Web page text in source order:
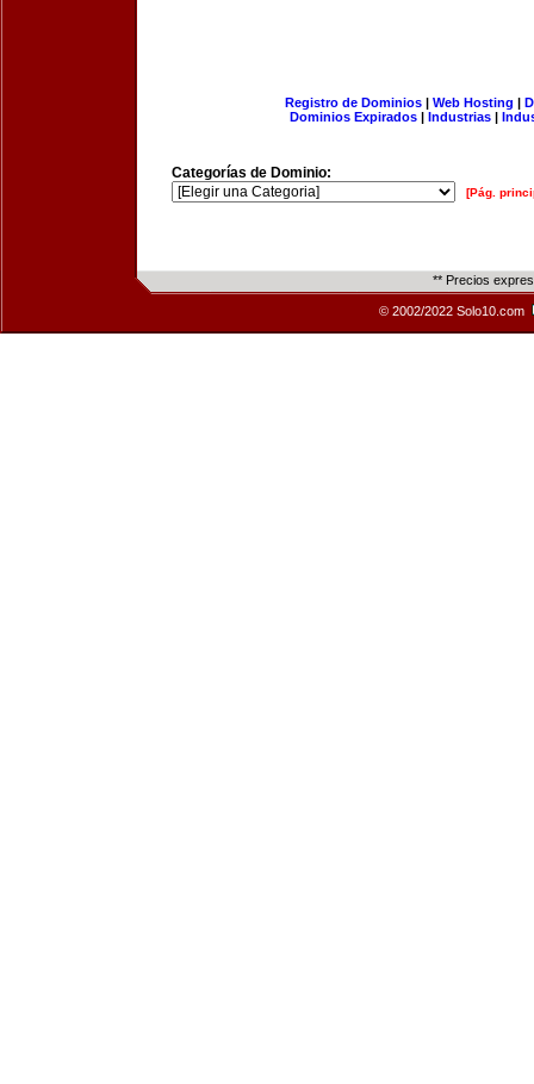
Registro de Dominios| Web Hosting |
Dominios Expirados | Industrias |
Categorías de Dominio:
[Pág.
** Precios
© 2002/2022 Solo10.com